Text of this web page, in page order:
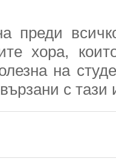
преди
хора,
на
с тази